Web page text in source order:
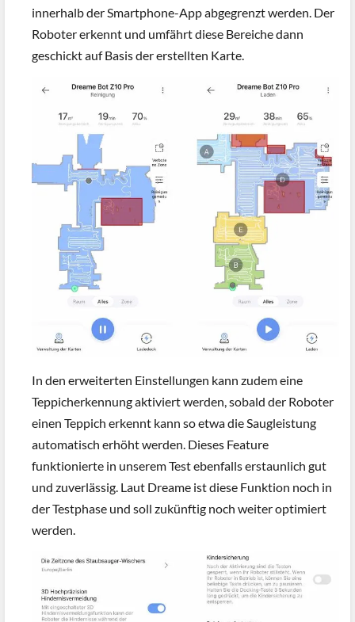
innerhalb der Smartphone-App abgegrenzt werden. Der
Roboter erkennt und umfährt diese Bereiche dann
geschickt auf Basis der erstellten Karte.
In den erweiterten Einstellungen kann zudem eine
Teppicherkennung aktiviert werden, sobald der Roboter
einen Teppich erkennt kann so etwa die Saugleistung
automatisch erhöht werden. Dieses Feature
funktionierte in unserem Test ebenfalls erstaunlich gut
und zuverlässig. Laut Dreame ist diese Funktion noch in
der Testphase und soll zukünftig noch weiter optimiert
werden.